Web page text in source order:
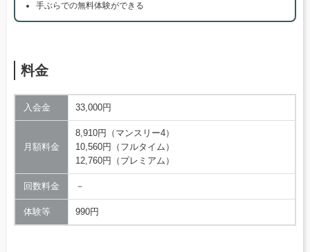
手ぶらでの無料体験ができる
料金
入会金 33,000円
月額料金
8,910円（マンスリー4）
10,560円（フルタイム）
12,760円（プレミアム）
回数料金 －
体験等 990円